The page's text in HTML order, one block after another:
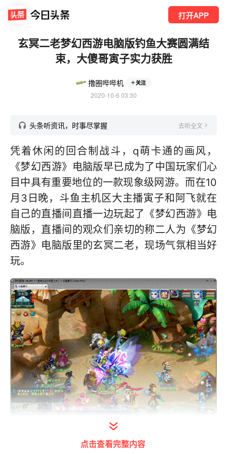
打开APP
玄冥二老梦幻西游电脑版钓鱼大赛圆满结
束，大傻哥寅子实力获胜
撸圈哔哔机 关注
2020-10-6 03:30
头条听资讯，时事尽掌握 去听全文
凭着休闲的回合制战斗，q萌卡通的画风，
《梦幻西游》电脑版早已成为了中国玩家们心
目中具有重要地位的一款现象级网游。而在10
月3日晚，斗鱼主机区大主播寅子和阿飞就在
自己的直播间直播一边玩起了《梦幻西游》电
脑版，直播间的观众们亲切的称二人为《梦幻
西游》电脑版里的玄冥二老，现场气氛相当好
玩。
点击查看完整内容